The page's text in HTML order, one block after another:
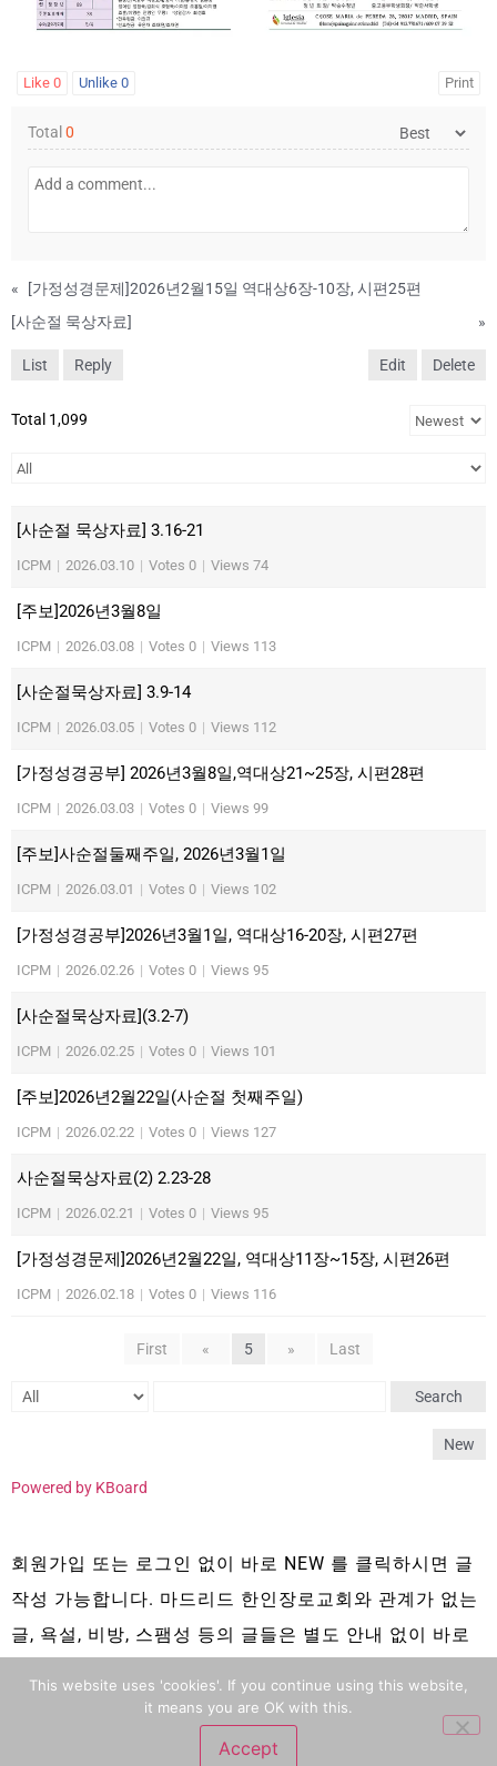
Like 0 Unlike 0 Print
Total 0
«
[가정성경문제]2026년2월15일 역대상6장-10장, 시편25편
[사순절 묵상자료]
»
List Reply Edit Delete
Total 1,099
[사순절 묵상자료] 3.16-21
ICPM | 2026.03.10 | Votes 0 | Views 74
[주보]2026년3월8일
ICPM | 2026.03.08 | Votes 0 | Views 113
[사순절묵상자료] 3.9-14
ICPM | 2026.03.05 | Votes 0 | Views 112
[가정성경공부] 2026년3월8일,역대상21~25장, 시편28편
ICPM | 2026.03.03 | Votes 0 | Views 99
[주보]사순절둘째주일, 2026년3월1일
ICPM | 2026.03.01 | Votes 0 | Views 102
[가정성경공부]2026년3월1일, 역대상16-20장, 시편27편
ICPM | 2026.02.26 | Votes 0 | Views 95
[사순절묵상자료](3.2-7)
ICPM | 2026.02.25 | Votes 0 | Views 101
[주보]2026년2월22일(사순절 첫째주일)
ICPM | 2026.02.22 | Votes 0 | Views 127
사순절묵상자료(2) 2.23-28
ICPM | 2026.02.21 | Votes 0 | Views 95
[가정성경문제]2026년2월22일, 역대상11장~15장, 시편26편
ICPM | 2026.02.18 | Votes 0 | Views 116
First « 5 » Last
Search
New
Powered by KBoard
회원가입 또는 로그인 없이 바로 NEW 를 클릭하시면 글
작성 가능합니다. 마드리드 한인장로교회와 관계가 없는
글, 욕설, 비방, 스팸성 등의 글들은 별도 안내 없이 바로
This website uses 'cookies'. If you continue using this website,
it means you are OK with this.
Accept